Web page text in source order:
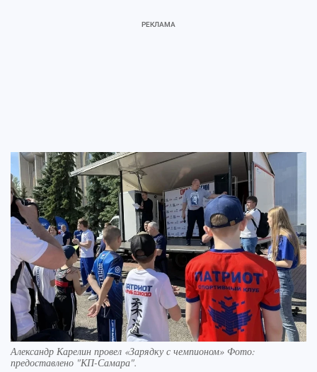
Александр Карелин провел «Зарядку с чемпионом» Фото:
предоставлено "КП-Самара".